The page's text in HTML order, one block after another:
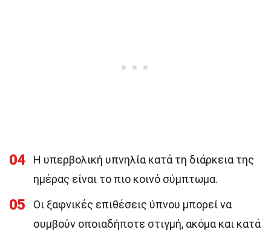
04
Η υπερβολική υπνηλία κατά τη διάρκεια της
ημέρας είναι το πιο κοινό σύμπτωμα.
05
Οι ξαφνικές επιθέσεις ύπνου μπορεί να
συμβούν οποιαδήποτε στιγμή, ακόμα και κατά